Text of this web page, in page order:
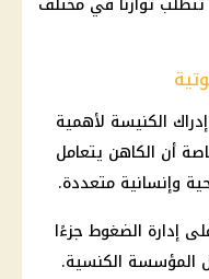
الكنيسة لأهمية
أن الكاهن يتعامل
وإنسانية متعددة.
إدارة الضغوط جزءًا
المؤسسة الكنسية.